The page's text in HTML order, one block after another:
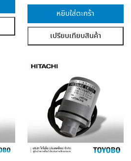
หยิบใส่ตะกร้า
เปรียบเทียบสินค้า